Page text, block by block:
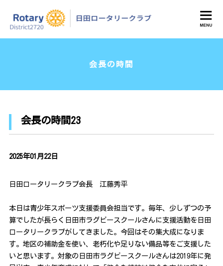
日田ロータリークラブ
会長の時間
会長の時間23
2025年01月22日
日田ロータリークラブ会長 江藤秀平
本日は青少年スポーツ支援委員会担当です。毎年、少しずつの予
算でしたが長らく日田市ラグビースクールさんに支援活動を日田
ロータリークラブがしてきました。今回はその集大成になりま
す。地区の補助金を使い、老朽化や足りない備品等をご支援した
いと思います。対象の日田市ラグビースクールさんは2019年に発